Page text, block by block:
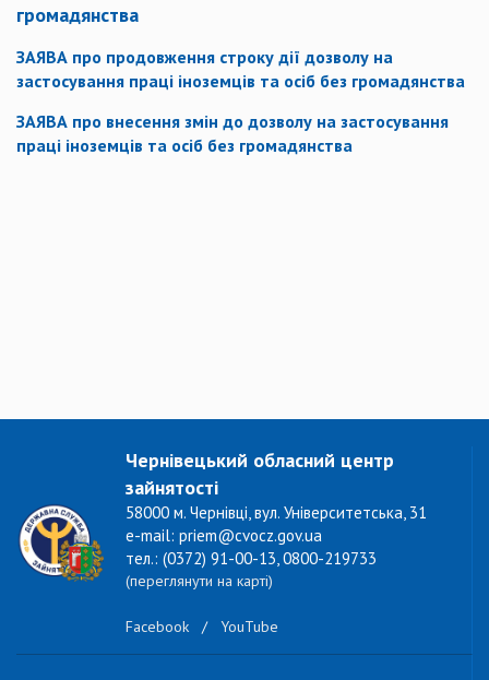
громадянства
ЗАЯВА про продовження строку дії дозволу на
застосування праці іноземців та осіб без громадянства
ЗАЯВА про внесення змін до дозволу на застосування
праці іноземців та осіб без громадянства​
Чернівецький обласний центр
зайнятості
58000 м. Чернівці, вул. Університетська, 31
e-mail: priem@cvocz.gov.ua
тел.: (0372) 91-00-13, 0800-219733
(переглянути на карті)
Facebook / YouTube